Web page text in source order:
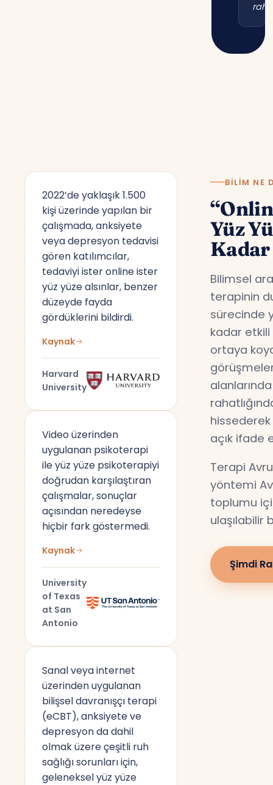
2022’de yaklaşık 1.500
kişi üzerinde yapılan bir
çalışmada, anksiyete
veya depresyon tedavisi
gören katılımcılar,
tedaviyi ister online ister
yüz yüze alsınlar, benzer
düzeyde fayda
gördüklerini bildirdi.
Kaynak
Harvard
University
Video üzerinden
uygulanan psikoterapi
ile yüz yüze psikoterapiyi
doğrudan karşılaştıran
çalışmalar, sonuçlar
açısından neredeyse
hiçbir fark göstermedi.
Kaynak
University
of Texas
at San
Antonio
Sanal veya internet
üzerinden uygulanan
bilişsel davranışçı terapi
(eCBT), anksiyete ve
depresyon da dahil
olmak üzere çeşitli ruh
sağlığı sorunları için,
geleneksel yüz yüze
BILIM NE
Yüz
Bilimsel
terapinin
sürecinde
kadar
ortaya
açık ifade
Terapi
yöntemi
toplumu
ulaşılabilir
Şimdi